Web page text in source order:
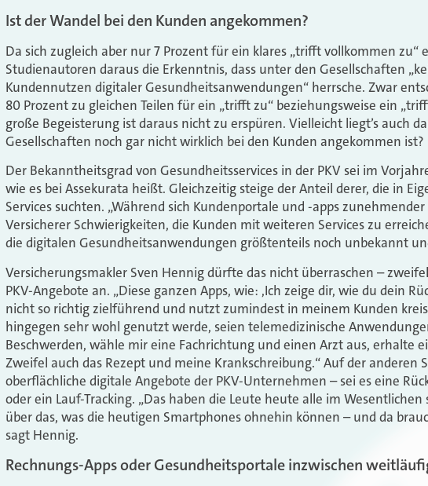
Ist der Wandel bei den Kunden angekommen?
Da sich zugleich aber nur 7 Prozent für ein klares „trifft vollkommen zu“
Studienautoren daraus die Erkenntnis, dass unter den Gesellschaften
Kundennutzen digitaler Gesundheitsanwendungen“ herrsche. Zwar
80 Prozent zu gleichen Teilen für ein „trifft zu“ beziehungsweise ein
große Begeisterung ist daraus nicht zu erspüren. Vielleicht liegt’s auch
Gesellschaften noch gar nicht wirklich bei den Kunden angekommen ist?
Der Bekanntheitsgrad von Gesundheitsservices in der PKV sei im
wie es bei Assekurata heißt. Gleichzeitig steige der Anteil derer, die in
Services suchten. „Während sich Kundenportale und ­-apps
Versicherer Schwierigkeiten, die Kunden mit weiteren Services zu
die digitalen Gesundheitsanwendungen größtenteils noch unbekannt
Versicherungsmakler Sven Hennig dürfte das nicht überraschen –
PKV­-Angebote an. „Diese ganzen Apps, wie: ,Ich zeige dir, wie du dein
nicht so richtig zielführend und nutzt zumindest in meinem Kunden­
hingegen sehr wohl genutzt werde, seien telemedizinische
Beschwerden, wähle mir eine Fachrichtung und einen Arzt aus, erhalte
Zweifel auch das Rezept und meine Krankschreibung.“ Auf der anderen
oberflächliche digitale Angebote der PKV­-Unternehmen – sei es eine
oder ein Lauf-­Tracking. „Das haben die Leute heute alle im
über das, was die heutigen Smartphones ohnehin können – und da
sagt Hennig.
Rechnungs­-Apps oder Gesundheitsportale inzwischen